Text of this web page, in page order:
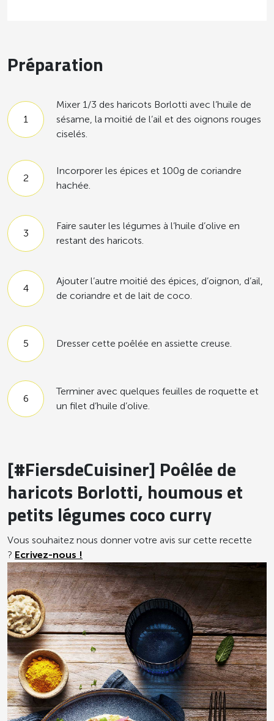
Préparation
Mixer 1/3 des haricots Borlotti avec l’huile de
sésame, la moitié de l’ail et des oignons rouges
ciselés.
Incorporer les épices et 100g de coriandre
hachée.
Faire sauter les légumes à l’huile d’olive en
restant des haricots.
Ajouter l’autre moitié des épices, d’oignon, d’ail,
de coriandre et de lait de coco.
Dresser cette poêlée en assiette creuse.
Terminer avec quelques feuilles de roquette et
un filet d’huile d’olive.
[#FiersdeCuisiner] Poêlée de
haricots Borlotti, houmous et
petits légumes coco curry
Vous souhaitez nous donner votre avis sur cette recette
? Ecrivez-nous !